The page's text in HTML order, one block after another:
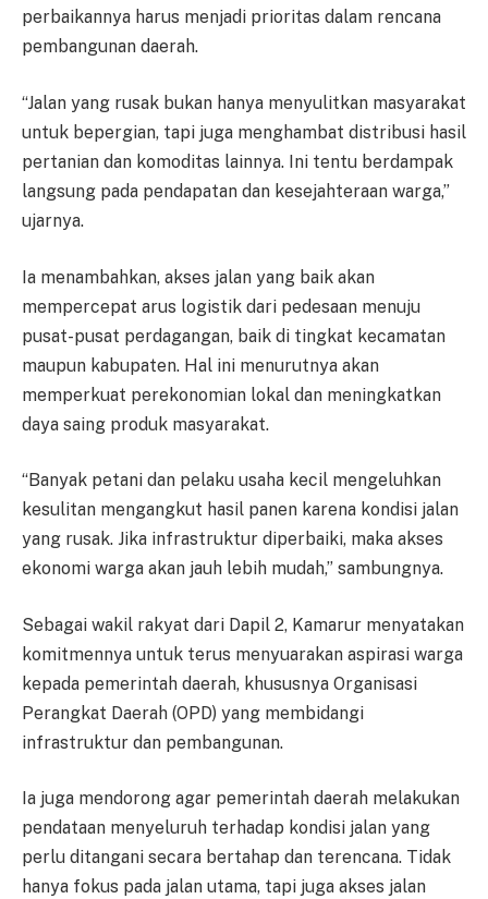
perbaikannya harus menjadi prioritas dalam rencana
pembangunan daerah.
“Jalan yang rusak bukan hanya menyulitkan masyarakat
untuk bepergian, tapi juga menghambat distribusi hasil
pertanian dan komoditas lainnya. Ini tentu berdampak
langsung pada pendapatan dan kesejahteraan warga,”
ujarnya.
Ia menambahkan, akses jalan yang baik akan
mempercepat arus logistik dari pedesaan menuju
pusat-pusat perdagangan, baik di tingkat kecamatan
maupun kabupaten. Hal ini menurutnya akan
memperkuat perekonomian lokal dan meningkatkan
daya saing produk masyarakat.
“Banyak petani dan pelaku usaha kecil mengeluhkan
kesulitan mengangkut hasil panen karena kondisi jalan
yang rusak. Jika infrastruktur diperbaiki, maka akses
ekonomi warga akan jauh lebih mudah,” sambungnya.
Sebagai wakil rakyat dari Dapil 2, Kamarur menyatakan
komitmennya untuk terus menyuarakan aspirasi warga
kepada pemerintah daerah, khususnya Organisasi
Perangkat Daerah (OPD) yang membidangi
infrastruktur dan pembangunan.
Ia juga mendorong agar pemerintah daerah melakukan
pendataan menyeluruh terhadap kondisi jalan yang
perlu ditangani secara bertahap dan terencana. Tidak
hanya fokus pada jalan utama, tapi juga akses jalan